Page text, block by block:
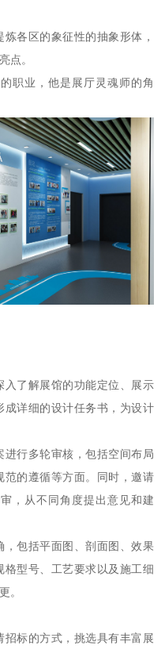
各区的象征性的抽象形体，
点。
职业，他是展厅灵魂师的角
入了解展馆的功能定位、展示
成详细的设计任务书，为设计
行多轮审核，包括空间布局
范的遵循等方面。同时，邀请
，从不同角度提出意见和建
包括平面图、剖面图、效果
格型号、工艺要求以及施工细
。
标的方式，挑选具有丰富展